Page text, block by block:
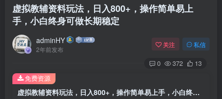
虚拟教辅资料玩法，日入800+，操作简单易上
手，小白终身可做长期稳定
adminHY
2年前发布
关注 私信
0 372 13
虚拟教辅资料玩法，日入800+，操作简单易上手，小白终身可做长期稳定
免费资源